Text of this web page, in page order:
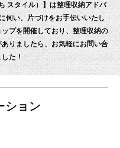
スタイル）】は整理収納アドバ
伺い、片づけをお手伝いいたし
プを開催しており、整理収納の
りましたら、お気軽にお問い合
た！
ション